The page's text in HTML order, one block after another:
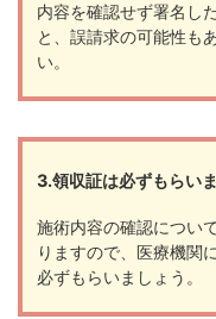
内容を確認せず署名し
と、誤請求の可能性も
い。
3.領収証は必ずもらいま
施術内容の確認につい
りますので、医療機関
必ずもらいましょう。